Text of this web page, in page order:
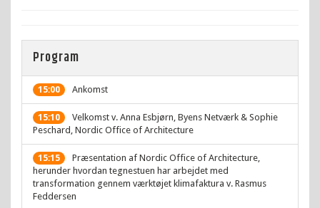
Program
15:00 Ankomst
15:10
Velkomst v. Anna Esbjørn, Byens Netværk & Sophie
Peschard, Nordic Office of Architecture
15:15
Præsentation af Nordic Office of Architecture,
herunder hvordan tegnestuen har arbejdet med
transformation gennem værktøjet klimafaktura v. Rasmus
Feddersen